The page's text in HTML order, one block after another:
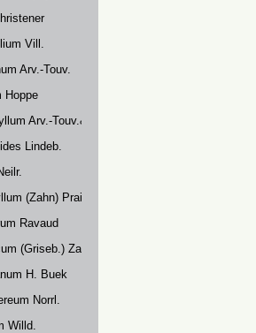
Vill.
Arv.-Touv.
Hoppe
Arv.-Touv.& Briq.
Lindeb.
(Zahn) Prain
Ravaud
(Griseb.) Zahn
H. Buek
Norrl.
Willd.